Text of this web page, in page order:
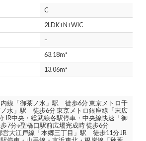
C
2LDK+N+WIC
–
63.18m²
13.06m²
線「御茶ノ水」駅 徒歩6分 東京メトロ千
水」駅 徒歩6分 東京メトロ銀座線「末広
中央・総武線各駅停車・中央線快速「御
7分※聖橋口駅前広場完成時 徒歩6分
営大江戸線「本郷三丁目」駅 徒歩11分 JR